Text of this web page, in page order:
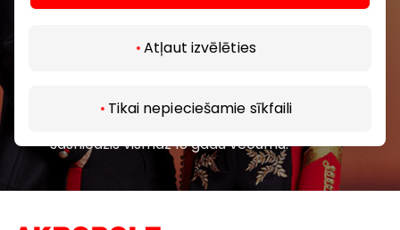
Atļaut izvēlēties
Tikai nepieciešamie sīkfaili
Abonējot jaunumus, jūs apstiprināt, ka esat
sasniedzis vismaz 13 gadu vecumu.